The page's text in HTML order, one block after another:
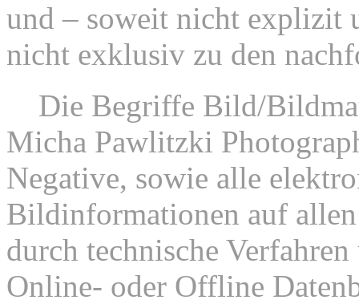
und – soweit nicht explizit
nicht exklusiv zu den
Die Begriffe Bild/
Micha Pawlitzki
Negative, sowie alle
Bildinformationen auf
durch technische
Online- oder Offline